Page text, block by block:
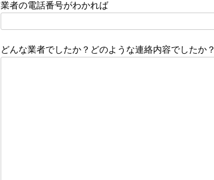
業者の電話番号がわかれば
どんな業者でしたか？どのような連絡内容でしたか